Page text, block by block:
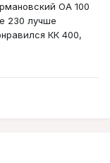
ОА 100
230 лучше
КК 400,